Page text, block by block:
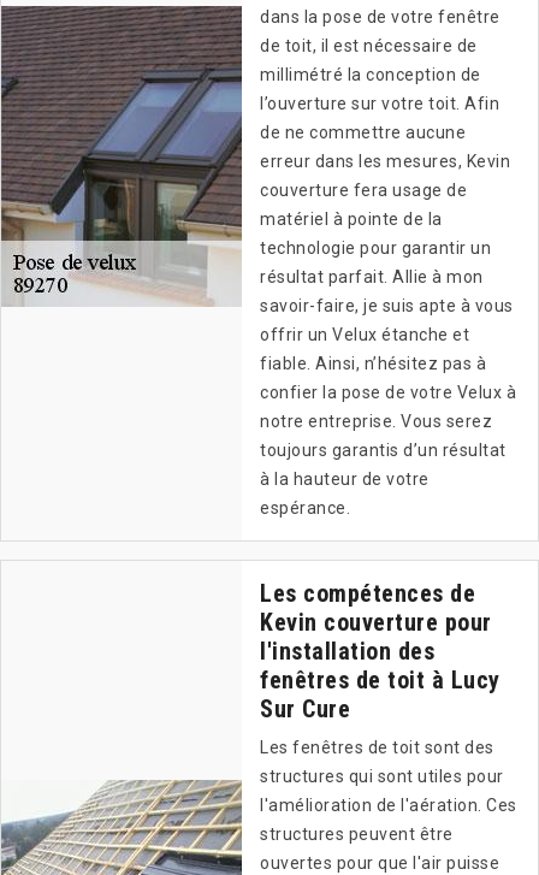
dans la pose de votre fenêtre
de toit, il est nécessaire de
millimétré la conception de
l’ouverture sur votre toit. Afin
de ne commettre aucune
erreur dans les mesures, Kevin
couverture fera usage de
matériel à pointe de la
technologie pour garantir un
résultat parfait. Allie à mon
savoir-faire, je suis apte à vous
offrir un Velux étanche et
fiable. Ainsi, n’hésitez pas à
confier la pose de votre Velux à
notre entreprise. Vous serez
toujours garantis d’un résultat
à la hauteur de votre
espérance.
Les compétences de
Kevin couverture pour
l'installation des
fenêtres de toit à Lucy
Sur Cure
Les fenêtres de toit sont des
structures qui sont utiles pour
l'amélioration de l'aération. Ces
structures peuvent être
ouvertes pour que l'air puisse